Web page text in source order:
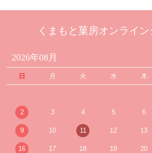
くまもと菓房オンライ
2026年08月
日 月 火 水 木
2 3 4 5 6
9 10 11 12 13
16 17 18 19 20